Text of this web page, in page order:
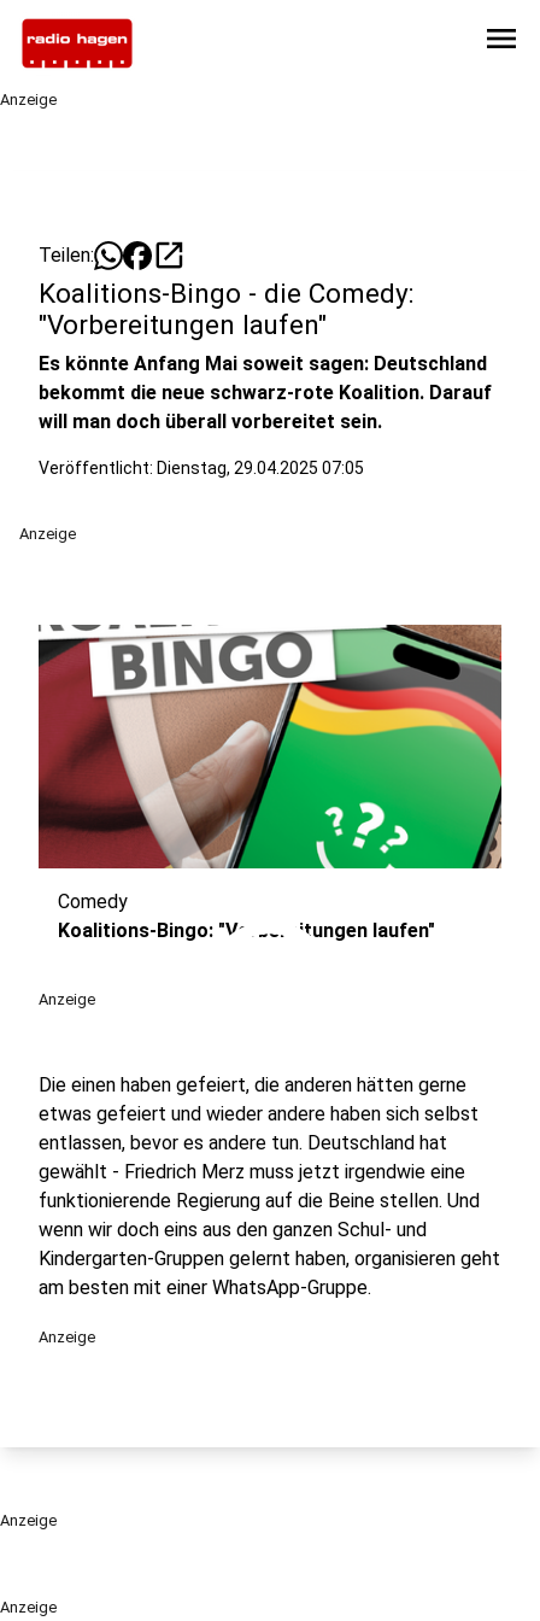
menu
Anzeige
Anzeige
Teilen: open_in_new
Koalitions-Bingo - die Comedy:
"Vorbereitungen laufen"
Es könnte Anfang Mai soweit sagen: Deutschland
bekommt die neue schwarz-rote Koalition. Darauf
will man doch überall vorbereitet sein.
Veröffentlicht: Dienstag, 29.04.2025 07:05
Anzeige
play_circle
Comedy
Koalitions-Bingo: "Vorbereitungen laufen"
Anzeige
Die einen haben gefeiert, die anderen hätten gerne
etwas gefeiert und wieder andere haben sich selbst
entlassen, bevor es andere tun. Deutschland hat
gewählt - Friedrich Merz muss jetzt irgendwie eine
funktionierende Regierung auf die Beine stellen. Und
wenn wir doch eins aus den ganzen Schul- und
Kindergarten-Gruppen gelernt haben, organisieren geht
am besten mit einer WhatsApp-Gruppe.
Anzeige
Anzeige